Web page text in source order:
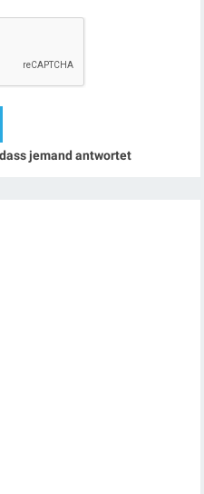
jemand antwortet